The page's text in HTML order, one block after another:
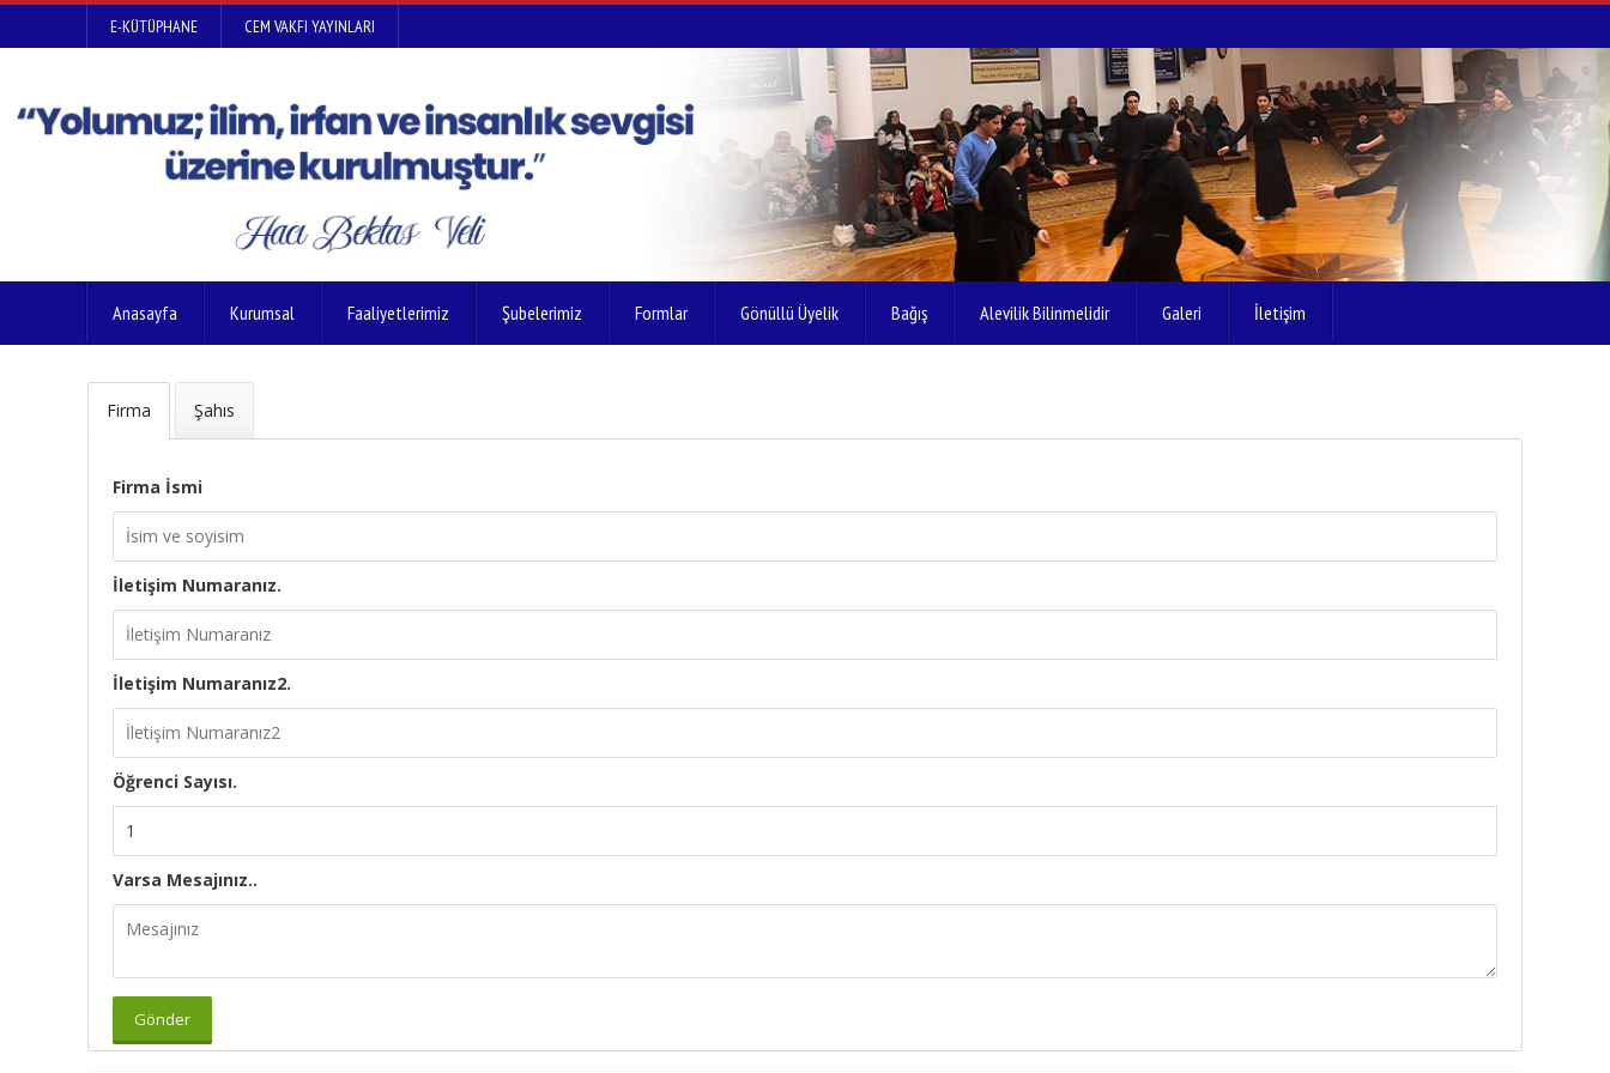
E-KÜTÜPHANE CEM VAKFI YAYINLARI
Anasayfa Kurumsal Faaliyetlerimiz Şubelerimiz Formlar Gönüllü Üyelik Bağış Alevilik Bilinmelidir Galeri İletişim
Firma Şahıs
Firma İsmi
İletişim Numaranız.
İletişim Numaranız2.
Öğrenci Sayısı.
Varsa Mesajınız..
Gönder